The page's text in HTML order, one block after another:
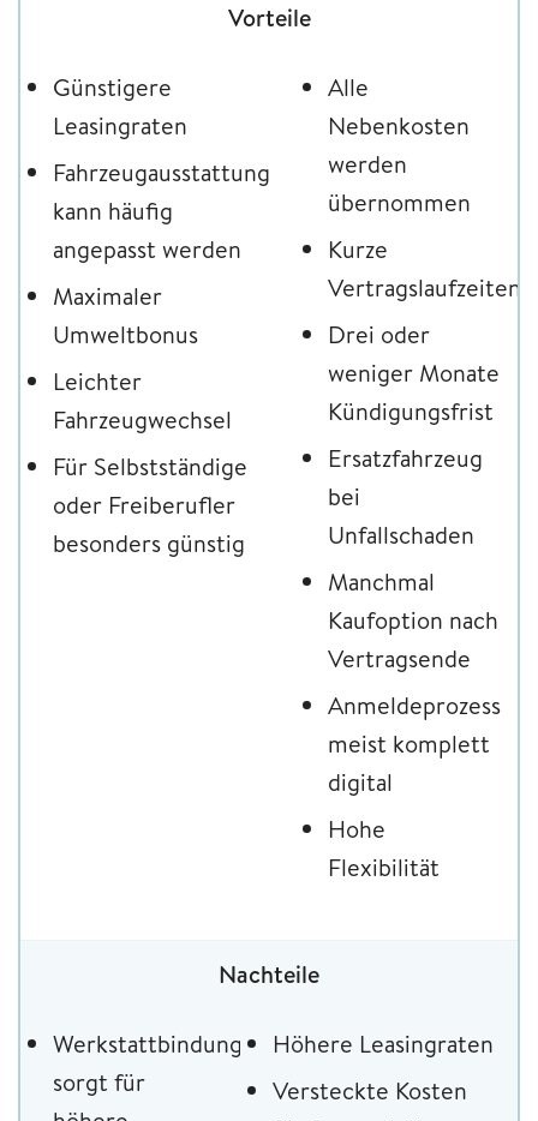
Vorteile
Günstigere
Leasingraten
Fahrzeugausstattung
kann häufig
angepasst werden
Maximaler
Umweltbonus
Leichter
Fahrzeugwechsel
Für Selbstständige
oder Freiberufler
besonders günstig
Alle
Nebenkosten
werden
übernommen
Kurze
Vertragslaufzeiten
Drei oder
weniger Monate
Kündigungsfrist
Ersatzfahrzeug
bei
Unfallschaden
Manchmal
Kaufoption nach
Vertragsende
Anmeldeprozess
meist komplett
digital
Hohe
Flexibilität
Nachteile
Werkstattbindung
sorgt für
Höhere Leasingraten
Versteckte Kosten